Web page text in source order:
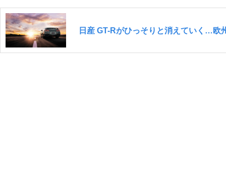
日産 GT-Rがひっそりと消えていく…欧